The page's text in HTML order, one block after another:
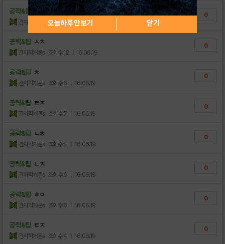
공략&팁 ㄴㅅㅊ
간지학개론s 조회수:2 | 16.06.19
0
공략&팁 ㅅㅊ
간지학개론s 조회수:12 | 16.06.19
0
공략&팁 ㅊ
간지학개론s 조회수:6 | 16.06.19
0
공략&팁 ㄹㅈ
간지학개론s 조회수:7 | 16.06.19
0
공략&팁 ㄴㅊ
간지학개론s 조회수:4 | 16.06.19
0
공략&팁 ㄴㅈ
간지학개론s 조회수:6 | 16.06.19
0
공략&팁 ㅎㅇ
간지학개론s 조회수:6 | 16.06.19
0
공략&팁 ㅌㅈ
간지학개론s 조회수:4 | 16.06.19
0
오늘하루 안보기 닫기